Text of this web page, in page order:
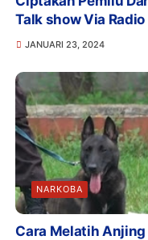
Talk show Via Radio
JANUARI 23, 2024
NARKOBA
Cara Melatih